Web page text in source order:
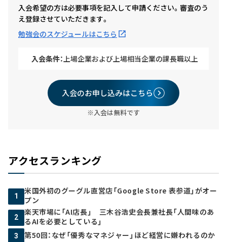
入会希望の方は必要事項を記入して申請ください。審査のう
え登録させていただきます。
勉強会のスケジュールはこちら
入会条件： 上場企業および上場相当企業の課長職以上
入会のお申し込みはこちら
※入会は無料です
アクセスランキング
1
米国外初のグーグル直営店「Google Store 表参道」がオー
プン
2
楽天市場に「AI店長」 三木谷浩史会長兼社長「人間味のあ
るAIを必要としている」
3 第50回：なぜ「優秀なマネジャー」ほど経営に嫌われるのか